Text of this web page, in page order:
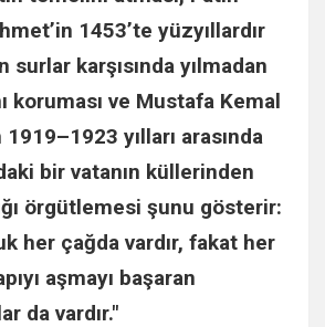
’in 1453’te yüzyıllardır
surlar karşısında yılmadan
koruması ve Mustafa Kemal
1919–1923 yılları arasında
bir vatanın küllerinden
örgütlemesi şunu gösterir:
her çağda vardır, fakat her
aşmayı başaran
da vardır."